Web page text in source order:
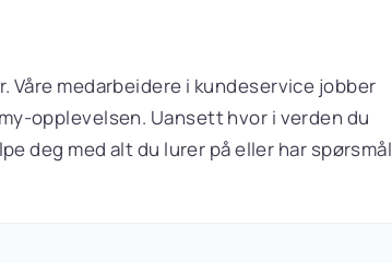
medarbeidere i kundeservice jobber
opplevelsen. Uansett hvor i verden du
deg med alt du lurer på eller har spørsmål